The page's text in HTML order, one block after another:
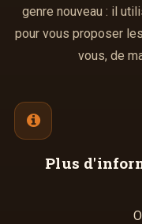
genre nouveau : il
pour vous proposer
vous, de
Plus